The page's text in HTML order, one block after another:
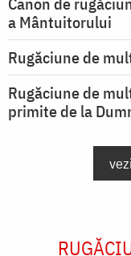
a Mântuitorului
Rugăciune de
Rugăciune de
primite de la